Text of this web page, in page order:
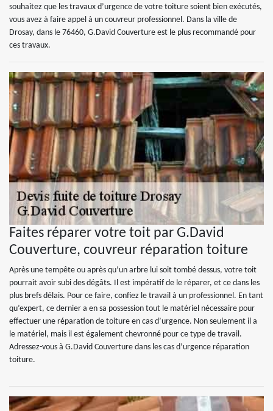
souhaitez que les travaux d’urgence de votre toiture soient bien exécutés,
vous avez à faire appel à un couvreur professionnel. Dans la ville de
Drosay, dans le 76460, G.David Couverture est le plus recommandé pour
ces travaux.
Faites réparer votre toit par G.David
Couverture, couvreur réparation toiture
Après une tempête ou après qu’un arbre lui soit tombé dessus, votre toit
pourrait avoir subi des dégâts. Il est impératif de le réparer, et ce dans les
plus brefs délais. Pour ce faire, confiez le travail à un professionnel. En tant
qu’expert, ce dernier a en sa possession tout le matériel nécessaire pour
effectuer une réparation de toiture en cas d’urgence. Non seulement il a
le matériel, mais il est également chevronné pour ce type de travail.
Adressez-vous à G.David Couverture dans les cas d’urgence réparation
toiture.